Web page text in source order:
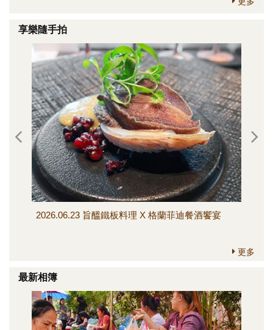
享樂隨手拍
2026.06.23 旨醞鐵板料理 X 格蘭菲迪餐酒饗宴
更多
最新相簿